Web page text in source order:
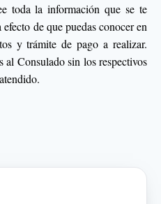
toda la información que se te
de que puedas conocer en
y trámite de pago a realizar.
al Consulado sin los respectivos